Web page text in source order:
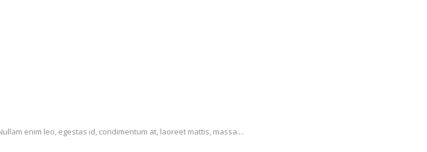
enim leo, egestas id, condimentum at, laoreet mattis, massa....